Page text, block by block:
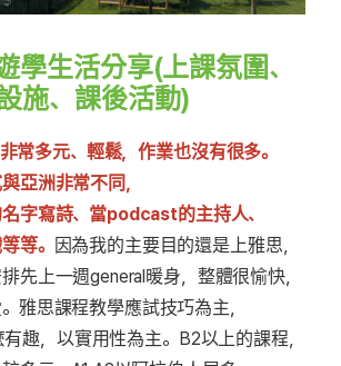
學生活分享(上課氛圍、
施、課後活動)
常多元、輕鬆，作業也沒有很多。
亞洲非常不同，
字寫詩、當podcast的主持人、
等。 因為我的主要目的還是上雅思，
先上一週general暖身，整體很愉快，
雅思課程教學應試技巧為主，
趣，以實用性為主。B2以上的課程，